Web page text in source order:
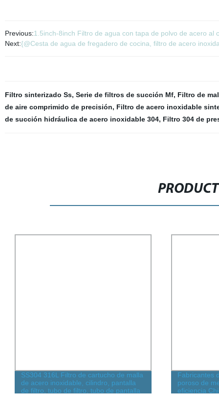
Previous:1.5inch-8inch Filtro de agua con tapa de polvo de acero
Next:{@Cesta de agua de fregadero de cocina, filtro de acero
Filtro sinterizado Ss, Serie de filtros de succión Mf, Filtro de
de aire comprimido de precisión, Filtro de acero inoxidable
de succión hidráulica de acero inoxidable 304, Filtro 304 de
SS304 316L Filtro de cartucho de malla
de acero inoxidable, cilindro, pantalla
de filtro, tubo de filtro, tubo de pantalla
Fabricantes
poroso de
eficiencia